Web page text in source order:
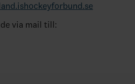
via mail till: